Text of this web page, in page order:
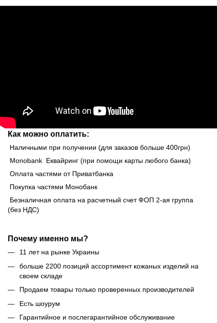
Как можно оплатить:
Наличными при получении (для заказов больше 400грн)
Monobank Еквайринг (при помощи карты любого банка)
Оплата частями от Приватбанка
Покупка частями Монобанк
Безналичная оплата на расчетный счет ФОП 2-ая группа
(без НДС)
Почему именно мы?
11 лет на рынке Украины
больше 2200 позиций ассортимент кожаных изделий на
своем складе
Продаем товары только проверенных производителей
Есть шоурум
Гарантийное и послегарантийное обслуживание